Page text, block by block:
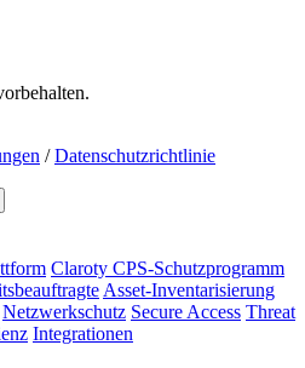
/ Datenschutzrichtlinie
schließen
Claroty CPS-Schutzprogramm
Asset-Inventarisierung
Netzwerkschutz Secure Access Threat
Integrationen